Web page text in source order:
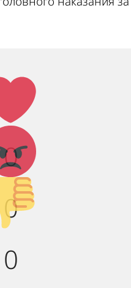
0
0
0